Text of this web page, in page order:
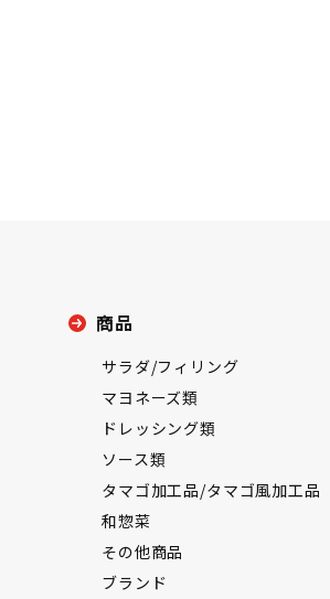
商品
サラダ/フィリング
マヨネーズ類
ドレッシング類
ソース類
タマゴ加工品/タマゴ風加工品
和惣菜
その他商品
ブランド